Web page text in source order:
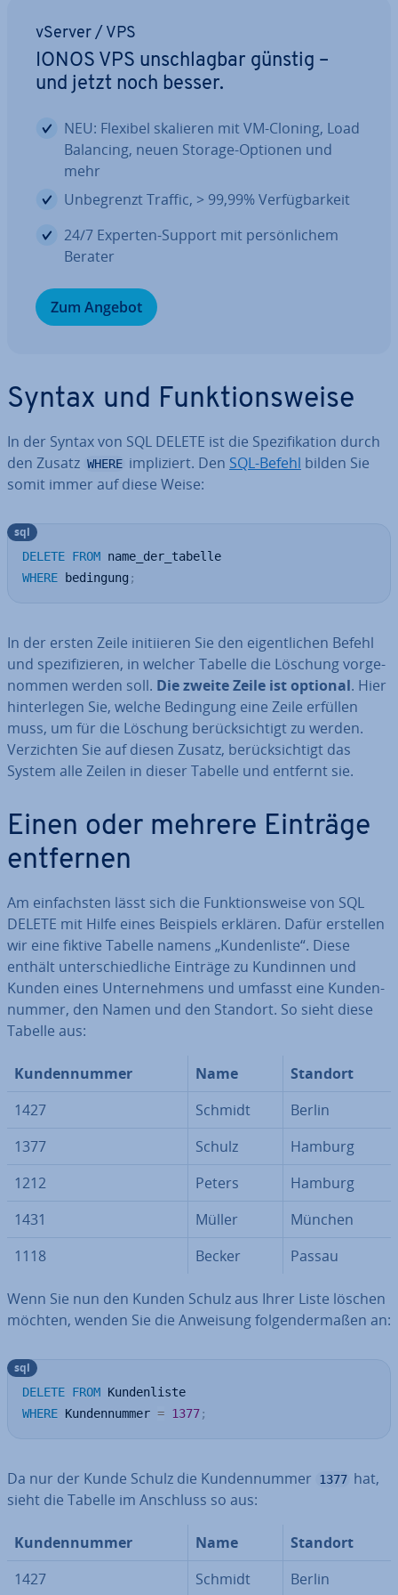
vServer / VPS
IONOS VPS un­schlag­bar günstig –
und jetzt noch besser.
NEU: Flexibel skalieren mit VM-Cloning, Load
Balancing, neuen Storage-Optionen und
mehr
Un­be­grenzt Traffic, > 99,99% Ver­füg­bar­keit
24/7 Experten-Support mit per­sön­li­chem
Berater
Zum Angebot
Syntax und Funk­ti­ons­wei­se
In der Syntax von SQL DELETE ist die Spe­zi­fi­ka­ti­on durch
den Zusatz WHERE im­pli­ziert. Den SQL-Befehl bilden Sie
somit immer auf diese Weise:
DELETE FROM
WHERE bedingung ;
sql
In der ersten Zeile in­iti­ie­ren Sie den ei­gent­li­chen Befehl
und spe­zi­fi­zie­ren, in welcher Tabelle die Löschung vor­ge­
nom­men werden soll. Die zweite Zeile ist optional. Hier
hin­ter­le­gen Sie, welche Bedingung eine Zeile erfüllen
muss, um für die Löschung be­rück­sich­tigt zu werden.
Ver­zich­ten Sie auf diesen Zusatz, be­rück­sich­tigt das
System alle Zeilen in dieser Tabelle und entfernt sie.
Einen oder mehrere Einträge
entfernen
Am ein­fachs­ten lässt sich die Funk­ti­ons­wei­se von SQL
DELETE mit Hilfe eines Beispiels erklären. Dafür erstellen
wir eine fiktive Tabelle namens „Kun­den­lis­te“. Diese
enthält un­ter­schied­li­che Einträge zu Kundinnen und
Kunden eines Un­ter­neh­mens und umfasst eine Kun­den­
num­mer, den Namen und den Standort. So sieht diese
Tabelle aus:
Kun­den­num­mer Name
Standort
1427
Schmidt
Berlin
1377
Schulz
Hamburg
1212
Peters
Hamburg
1431
Müller
München
1118
Becker Passau
Wenn Sie nun den Kunden Schulz aus Ihrer Liste löschen
möchten, wenden Sie die Anweisung fol­gen­der­ma­ßen an:
DELETE FROM
WHERE Kundennummer = 1377;
sql
Da nur der Kunde Schulz die Kun­den­num­mer 1377 hat,
sieht die Tabelle im Anschluss so aus:
Kun­den­num­mer Name
Standort
1427
Schmidt Berlin